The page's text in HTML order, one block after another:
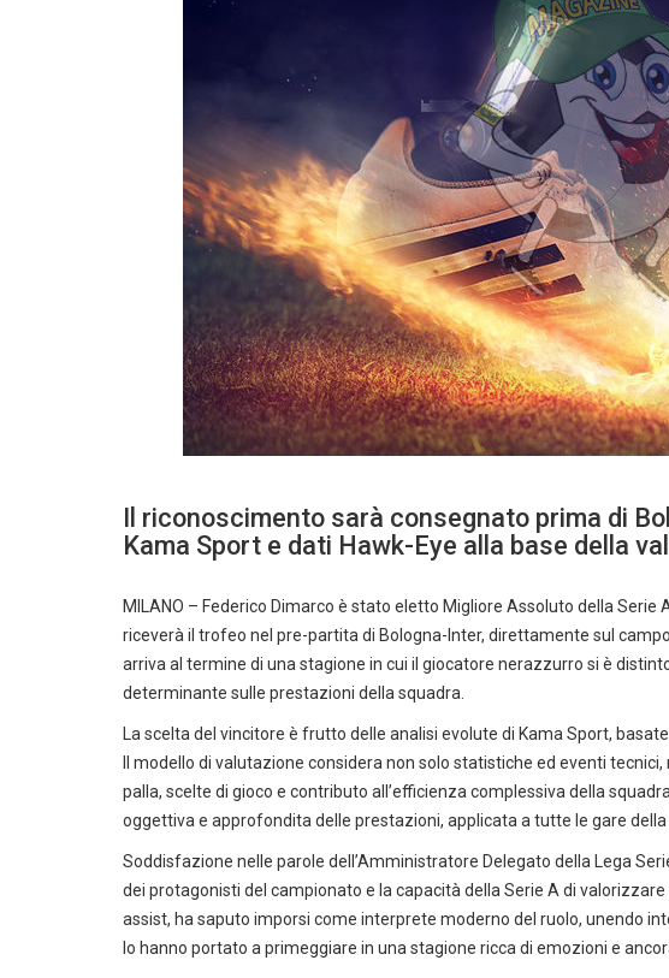
Il riconoscimento sarà consegnato prima di
Kama Sport e dati Hawk-Eye alla base della
MILANO – Federico Dimarco è stato eletto Migliore Assoluto della Serie
riceverà il trofeo nel pre-partita di Bologna-Inter, direttamente sul
arriva al termine di una stagione in cui il giocatore nerazzurro si è
determinante sulle prestazioni della squadra.
La scelta del vincitore è frutto delle analisi evolute di Kama Sport,
Il modello di valutazione considera non solo statistiche ed eventi
palla, scelte di gioco e contributo all’efficienza complessiva della
oggettiva e approfondita delle prestazioni, applicata a tutte le gare della
Soddisfazione nelle parole dell’Amministratore Delegato della Lega
dei protagonisti del campionato e la capacità della Serie A di
assist, ha saputo imporsi come interprete moderno del ruolo, unendo
lo hanno portato a primeggiare in una stagione ricca di emozioni e